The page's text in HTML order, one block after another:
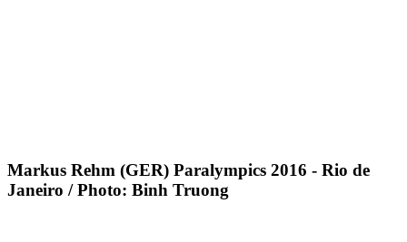
Markus Rehm (GER) Paralympics 2016 - Rio de
Janeiro / Photo: Binh Truong